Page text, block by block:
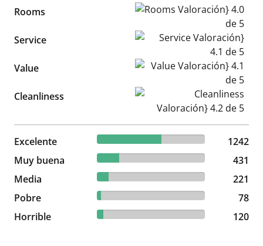
Rooms Rooms Valoración} 4.0 de 5
Service Service Valoración} 4.1 de 5
Value Value Valoración} 4.1 de 5
Cleanliness Cleanliness Valoración} 4.2
Excelente 59.37% reviewed Excelente
1242 reviews
1242
Muy buena
20.6% reviewed Muy buena
431 reviews
431
Media
10.56% reviewed Media
221 reviews
221
Pobre
3.73% reviewed Pobre
78 reviews
78
Horrible
5.74% reviewed Horrible
120 reviews 120